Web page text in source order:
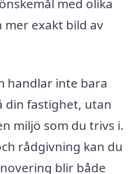
exakt bild av
handlar inte bara
din fastighet, utan
miljö som du trivs i.
rådgivning kan du
blir både